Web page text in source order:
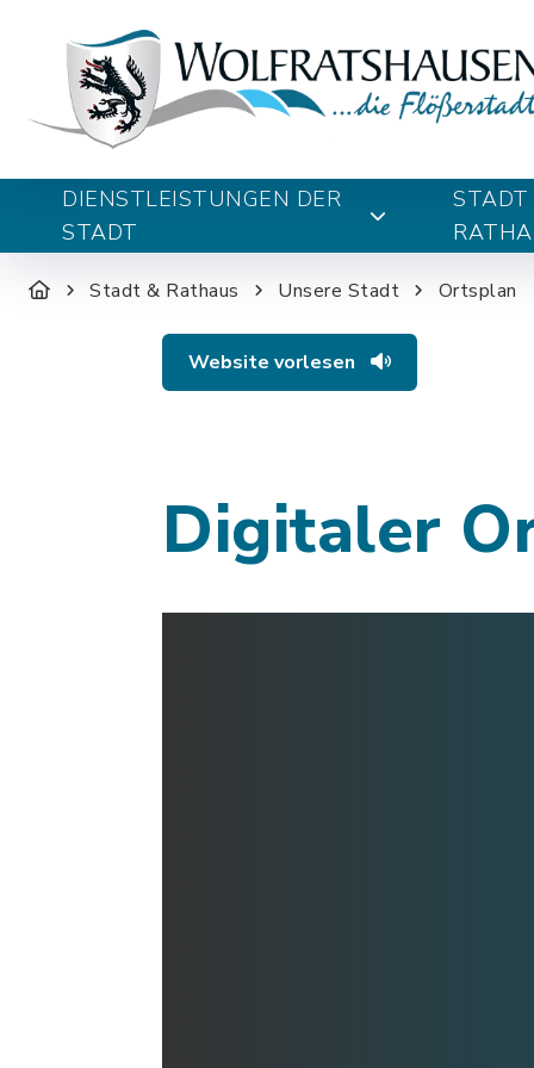
DIENSTLEISTUNGEN DER
STADT
STADT
Stadt & Rathaus Unsere Stadt Ortsplan
Website vorlesen
Digitaler